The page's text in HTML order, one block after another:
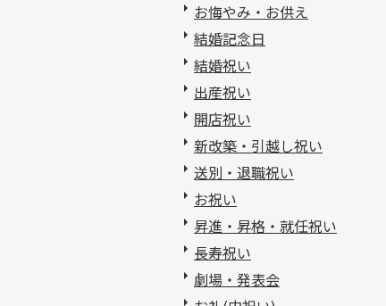
お悔やみ・お供え
結婚記念日
結婚祝い
出産祝い
開店祝い
新改築・引越し祝い
送別・退職祝い
お祝い
昇進・昇格・就任祝い
長寿祝い
劇場・発表会